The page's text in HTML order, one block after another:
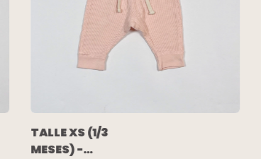
TALLE XS (1/3
MESES) -